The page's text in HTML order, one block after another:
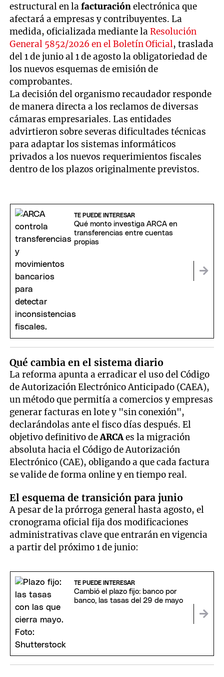
estructural en lafacturaciónelectrónica que
afectará a empresas y contribuyentes. La
medida, oficializada mediante la Resolución
General 5852/2026 en el Boletín Oficial, traslada
del 1 de junio al 1 de agosto la obligatoriedad de
los nuevos esquemas de emisión de
comprobantes.
La decisión del organismo recaudador responde
de manera directa a los reclamos de diversas
cámaras empresariales. Las entidades
advirtieron sobre severas dificultades técnicas
para adaptar los sistemas informáticos
privados a los nuevos requerimientos fiscales
dentro de los plazos originalmente previstos.
TE PUEDE INTERESAR
Qué monto investiga ARCA en
transferencias entre cuentas
propias
Qué cambia en el sistema diario
La reforma apunta a erradicar el uso del Código
de Autorización Electrónico Anticipado (CAEA),
un método que permitía a comercios y empresas
generar facturas en lote y "sin conexión",
declarándolas ante el fisco días después. El
objetivo definitivo deARCAes la migración
absoluta hacia el Código de Autorización
Electrónico (CAE), obligando a que cada factura
se valide de forma online y en tiempo real.
El esquema de transición para junio
A pesar de la prórroga general hasta agosto, el
cronograma oficial fija dos modificaciones
administrativas clave que entrarán en vigencia
a partir del próximo 1 de junio:
TE PUEDE INTERESAR
Cambió el plazo fijo: banco por
banco, las tasas del 29 de mayo